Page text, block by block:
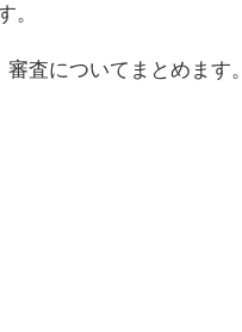
。
査についてまとめます。